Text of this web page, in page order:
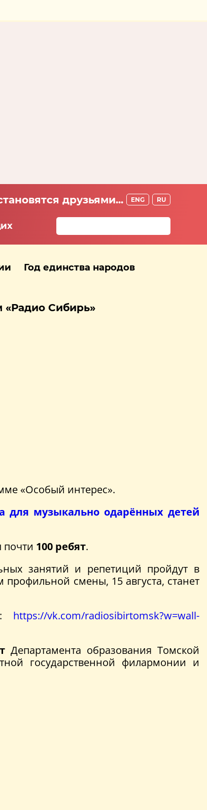
друзьями... ENG RU
Год единства народов
«Радио Сибирь»
«Особый интерес».
для музыкально одарённых детей
почти 100 ребят.
занятий и репетиций пройдут в
смены, 15 августа, станет
https://vk.com/radiosibirtomsk?w=wall-
Департамента образования Томской
государственной филармонии и